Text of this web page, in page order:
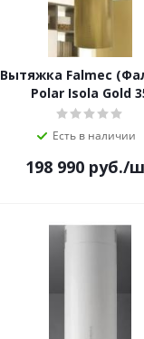
Вытяжка Falmec
Polar Isola Gold
Есть в наличии
198 990 руб./